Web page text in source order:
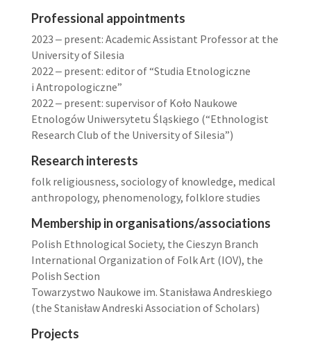
Professional appointments
2023 ‒ present: Academic Assistant Professor at the
University of Silesia
2022 ‒ present: editor of “Studia Etnologiczne
i Antropologiczne”
2022 ‒ present: supervisor of Koło Naukowe
Etnologów Uniwersytetu Śląskiego (“Ethnologist
Research Club of the University of Silesia”)
Research interests
folk religiousness, sociology of knowledge, medical
anthropology, phenomenology, folklore studies
Membership in organisations/associations
Polish Ethnological Society, the Cieszyn Branch
International Organization of Folk Art (IOV), the
Polish Section
Towarzystwo Naukowe im. Stanisława Andreskiego
(the Stanisław Andreski Association of Scholars)
Projects